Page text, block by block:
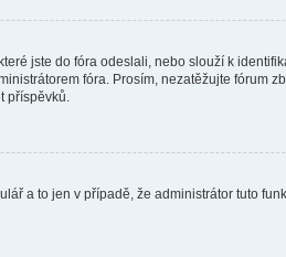
jste do fóra odeslali, nebo slouží k
fóra. Prosím, nezatěžujte fórum
příspěvků.
a to jen v případě, že administrátor tuto